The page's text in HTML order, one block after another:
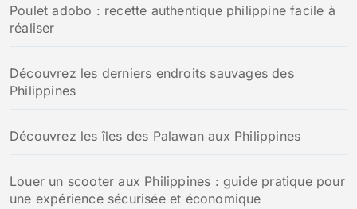
Poulet adobo : recette authentique philippine facile à
réaliser
Découvrez les derniers endroits sauvages des
Philippines
Découvrez les îles des Palawan aux Philippines
Louer un scooter aux Philippines : guide pratique pour
une expérience sécurisée et économique